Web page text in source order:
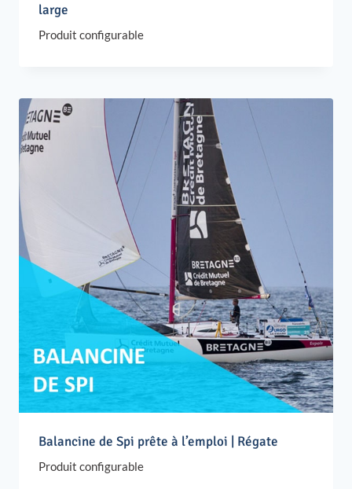
large
Produit configurable
Balancine de Spi prête à l’emploi | Régate
Produit configurable